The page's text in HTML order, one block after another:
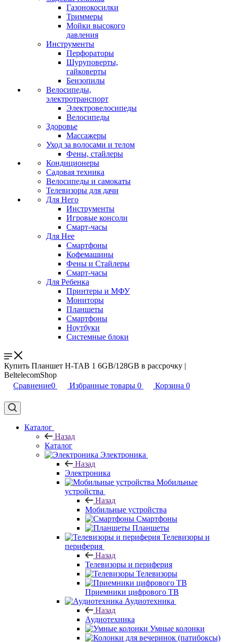
Газонокосилки
Триммеры
Мойки высокого
давления
Инструменты
Перфораторы
Шуруповерты,
гайковерты
Бензопилы
Велосипеды,
электротранспорт
Электровелосипеды
Велосипеды
Здоровье
Массажеры
Уход за волосами и телом
Фены, стайлеры
Кондиционеры
Садовая техника
Велосипеды и самокаты
Телевизоры для дачи
Для Него
Инструменты
Игровые консоли
Смарт-часы
Для Нее
Смартфоны
Кофемашины
Фены и Стайлеры
Смарт-часы
Для Ребенка
Принтеры и МФУ
Мониторы
Планшеты
Смартфоны
Ноутбуки
Системные блоки
Купить Планшет H-TAB 1 6GB/128GB в рассрочку |
BeltelecomShop
Сравнение0 Избранные товары 0 Корзина 0
Каталог
Назад
Каталог
Электроника
Назад
Электроника
Мобильные
устройства
Назад
Мобильные устройства
Смартфоны
Планшеты
Телевизоры и
периферия
Назад
Телевизоры и периферия
Телевизоры
Приемники цифрового ТВ
Аудиотехника
Назад
Аудиотехника
Умные колонки